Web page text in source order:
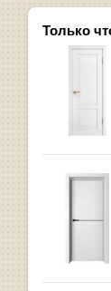
Только